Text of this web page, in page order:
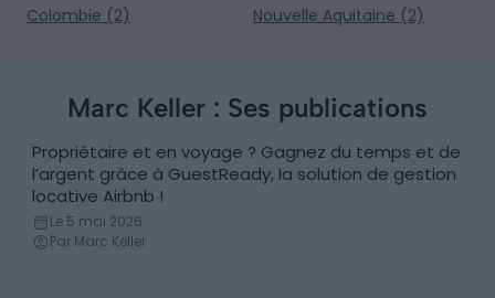
Colombie (2)
Nouvelle Aquitaine (2)
Marc Keller : Ses publications
Inspiration
Propriétaire et en voyage ? Gagnez du temps et de
l’argent grâce à GuestReady, la solution de gestion
locative Airbnb !
Le 5 mai 2026
Par Marc Keller